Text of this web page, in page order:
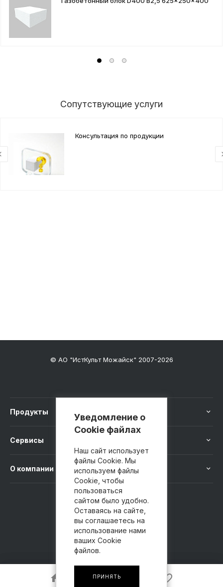
Сопутствующие услуги
Консультация по продукции
© АО "ИстКульт Можайск" 2007-2026
Продукты
Сервисы
О компании
8 800 100-41-40
Уведомление о
Cookie файлах
Наш сайт использует
файлы Cookie. Мы
используем файлы
Cookie, чтобы
пользоваться
сайтом было удобно.
Оставаясь на сайте,
вы соглашаетесь на
использование нами
ваших Cookie
файлов.
ПРИНЯТЬ